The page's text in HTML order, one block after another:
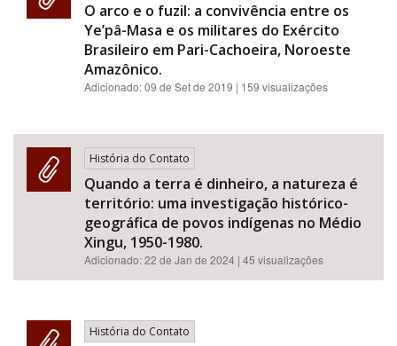
O arco e o fuzil: a convivência entre os
Ye’pâ-Masa e os militares do Exército
Brasileiro em Pari-Cachoeira, Noroeste
Amazônico.
Adicionado:09 de Set de 2019 | 159 visualizações
História do Contato
Quando a terra é dinheiro, a natureza é
território: uma investigação histórico-
geográfica de povos indígenas no Médio
Xingu, 1950-1980.
Adicionado:22 de Jan de 2024 | 45 visualizações
História do Contato